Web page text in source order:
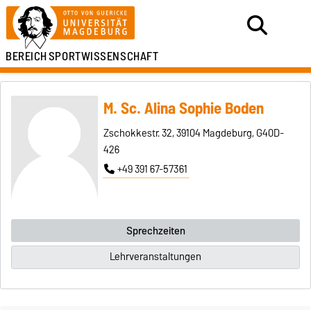
BEREICHSPORTWISSENSCHAFT
M. Sc. Alina Sophie Boden
Zschokkestr. 32, 39104 Magdeburg, G40D-
426
+49 391 67-57361
Sprechzeiten
Lehrveranstaltungen